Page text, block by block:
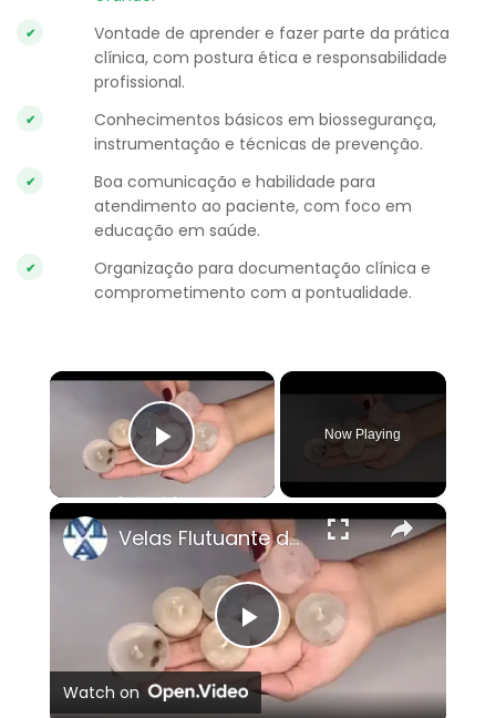
Vontade de aprender e fazer parte da prática
clínica, com postura ética e responsabilidade
profissional.
Conhecimentos básicos em biossegurança,
instrumentação e técnicas de prevenção.
Boa comunicação e habilidade para
atendimento ao paciente, com foco em
educação em saúde.
Organização para documentação clínica e
comprometimento com a pontualidade.
×
Play Video
Now Playing
×
Play
Velas Flutuante decorada - Como fazer
Watch on